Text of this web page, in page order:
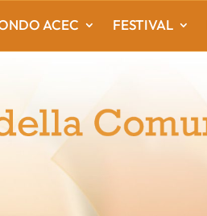
ACEC FESTIVAL